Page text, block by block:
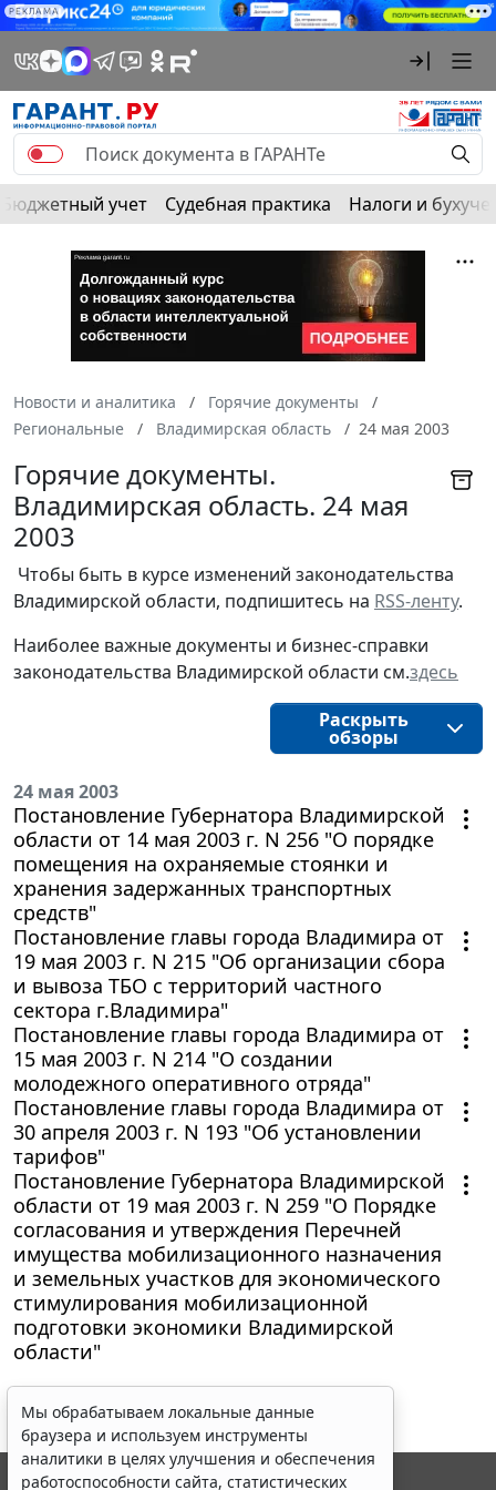
РЕКЛАМА
Бюджетный учет Судебная практика Налоги и
Новости и аналитика
Горячие документы
Региональные
Владимирская область 24 мая 2003
Горячие документы.
Владимирская область. 24 мая
2003
Чтобы быть в курсе изменений законодательства
Владимирской области, подпишитесь на RSS-ленту.
Наиболее важные документы и бизнес-справки
законодательства Владимирской области см.здесь
Раскрыть
обзоры
24 мая 2003
Постановление Губернатора Владимирской
области от 14 мая 2003 г. N 256 "О порядке
помещения на охраняемые стоянки и
хранения задержанных транспортных
средств"
Постановление главы города Владимира от
19 мая 2003 г. N 215 "Об организации сбора
и вывоза ТБО с территорий частного
сектора г.Владимира"
Постановление главы города Владимира от
15 мая 2003 г. N 214 "О создании
молодежного оперативного отряда"
Постановление главы города Владимира от
30 апреля 2003 г. N 193 "Об установлении
тарифов"
Постановление Губернатора Владимирской
области от 19 мая 2003 г. N 259 "О Порядке
согласования и утверждения Перечней
имущества мобилизационного назначения
и земельных участков для экономического
стимулирования мобилизационной
подготовки экономики Владимирской
области"
Мы обрабатываем локальные данные
браузера и используем инструменты
аналитики в целях улучшения и обеспечения
работоспособности сайта, статистических